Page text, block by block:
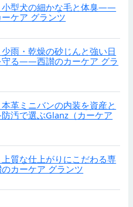
小型犬の細かな毛と体臭——
ケア グランツ
少雨・乾燥の砂じんと強い日
守る——西讃のカーケア グラ
本革ミニバンの内装を資産と
汚で選ぶGlanz（カーケア
上質な仕上がりにこだわる専
カーケア グランツ